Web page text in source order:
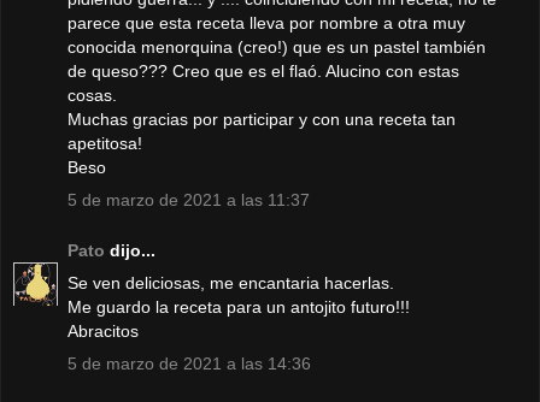
parece que esta receta lleva por nombre a otra muy
conocida menorquina (creo!) que es un pastel también
de queso??? Creo que es el flaó. Alucino con estas
cosas.
Muchas gracias por participar y con una receta tan
apetitosa!
Beso
5 de marzo de 2021 a las 11:37
Pato dijo...
Se ven deliciosas, me encantaria hacerlas.
Me guardo la receta para un antojito futuro!!!
Abracitos
5 de marzo de 2021 a las 14:36